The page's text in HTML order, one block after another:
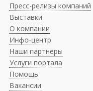
Пресс-релизы компаний
Выставки
О компании
Инфо-центр
Наши партнеры
Услуги портала
Помощь
Вакансии